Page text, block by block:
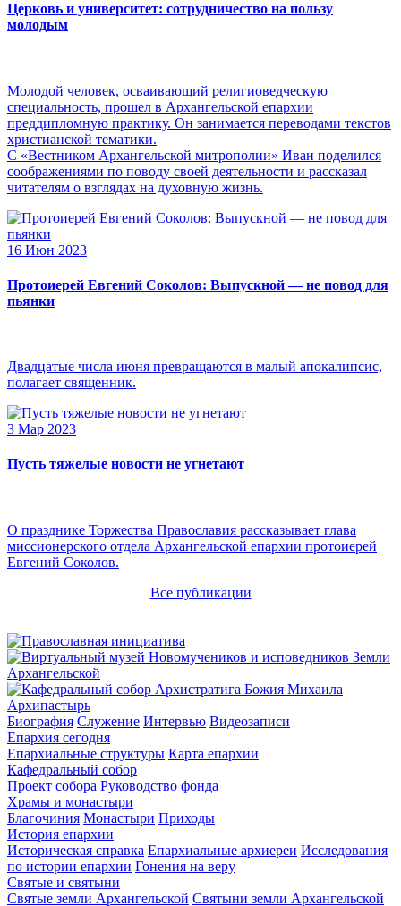
Церковь и университет: сотрудничество на пользу
молодым
Молодой человек, осваивающий религиоведческую
специальность, прошел в Архангельской епархии
преддипломную практику. Он занимается переводами текстов
христианской тематики.
С «Вестником Архангельской митрополии» Иван поделился
соображениями по поводу своей деятельности и рассказал
читателям о взглядах на духовную жизнь.
16 Июн 2023
Протоиерей Евгений Соколов: Выпускной — не повод для
пьянки
Двадцатые числа июня превращаются в малый апокалипсис,
полагает священник.
3 Мар 2023
Пусть тяжелые новости не угнетают
О празднике Торжества Православия рассказывает глава
миссионерского отдела Архангельской епархии протоиерей
Евгений Соколов.
Все публикации
Архипастырь
Биография Служение Интервью Видеозаписи
Епархия сегодня
Епархиальные структуры Карта епархии
Кафедральный собор
Проект собора Руководство фонда
Храмы и монастыри
Благочиния Монастыри Приходы
История епархии
Историческая справка Епархиальные архиереи Исследования
по истории епархии Гонения на веру
Святые и святыни
Святые земли Архангельской Святыни земли Архангельской